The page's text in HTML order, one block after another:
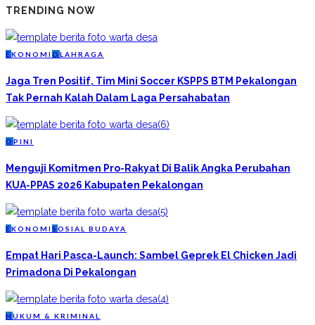
TRENDING NOW
EKONOMI O LAHRAGA
Jaga Tren Positif, Tim Mini Soccer KSPPS BTM Pekalongan
Tak Pernah Kalah Dalam Laga Persahabatan
O PINI
Menguji Komitmen Pro-Rakyat Di Balik Angka Perubahan
KUA-PPAS 2026 Kabupaten Pekalongan
EKONOMI S OSIAL BUDAYA
Empat Hari Pasca-Launch: Sambel Geprek El Chicken Jadi
Primadona Di Pekalongan
H UKUM & KRIMINAL